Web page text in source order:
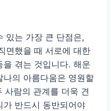
있는 가장 큰 단점은,
면했을 때 서로에 대한
을 겪는 것입니다. 해운
의 아름다움은 영원할
사람의 관계를 더욱 견
가 반드시 동반되어야